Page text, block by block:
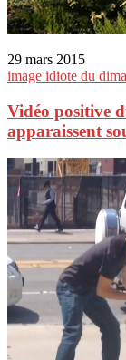
29 mars 2015
image idiote du
Vidéo positive
apparaissent